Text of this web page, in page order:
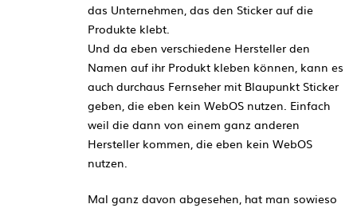
das Unternehmen, das den Sticker auf die
Produkte klebt.
Und da eben verschiedene Hersteller den
Namen auf ihr Produkt kleben können, kann es
auch durchaus Fernseher mit Blaupunkt Sticker
geben, die eben kein WebOS nutzen. Einfach
weil die dann von einem ganz anderen
Hersteller kommen, die eben kein WebOS
nutzen.
Mal ganz davon abgesehen, hat man sowieso